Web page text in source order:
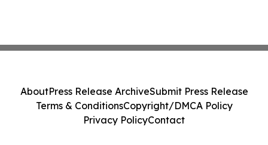
AboutPress Release ArchiveSubmit Press Release
Terms & ConditionsCopyright/DMCA Policy
Privacy PolicyContact